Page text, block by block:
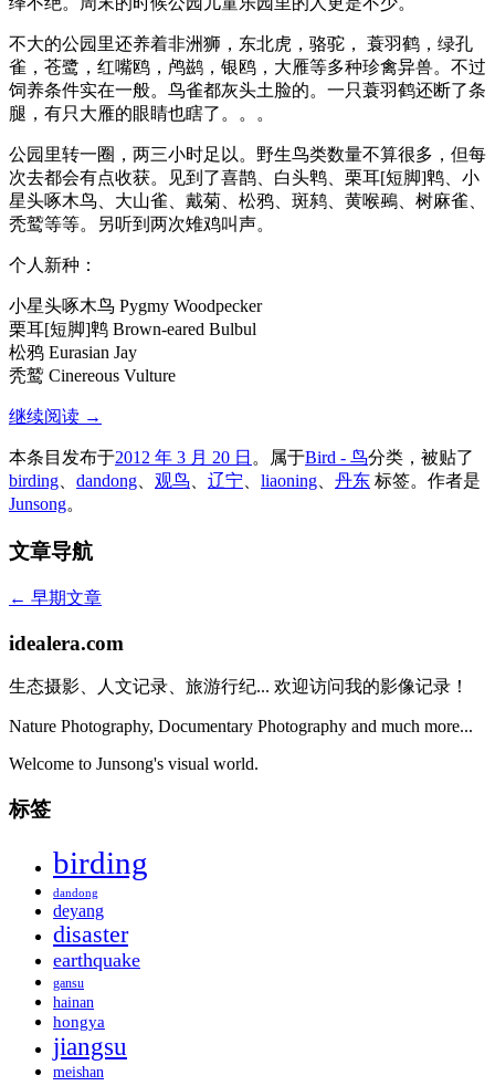
不大的公园里还养着非洲狮，东北虎，骆驼， 蓑羽鹤，绿孔
雀，苍鹭，红嘴鸥，鸬鹚，银鸥，大雁等多种珍禽异兽。不过
饲养条件实在一般。鸟雀都灰头土脸的。一只蓑羽鹤还断了条
腿，有只大雁的眼睛也瞎了。。。
公园里转一圈，两三小时足以。野生鸟类数量不算很多，但每
次去都会有点收获。见到了喜鹊、白头鹎、栗耳[短脚]鹎、小
星头啄木鸟、大山雀、戴菊、松鸦、斑鸫、黄喉鵐、树麻雀、
秃鹫等等。另听到两次雉鸡叫声。
个人新种：
小星头啄木鸟 Pygmy Woodpecker
栗耳[短脚]鹎 Brown-eared Bulbul
松鸦 Eurasian Jay
秃鹫 Cinereous Vulture
继续阅读 →
本条目发布于2012 年 3 月 20 日 。属于Bird - 鸟分类，被贴了
birding、 dandong、 观鸟、 辽宁、 liaoning、 丹东 标签。 作者是
Junsong。
文章导航
← 早期文章
idealera.com
生态摄影、人文记录、旅游行纪... 欢迎访问我的影像记录！
Nature Photography, Documentary Photography and much more...
Welcome to Junsong's visual world.
标签
birding
dandong
deyang
disaster
earthquake
gansu
hainan
hongya
jiangsu
meishan